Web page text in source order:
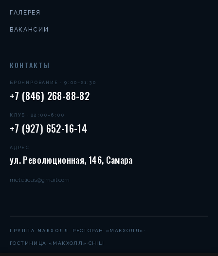
ГАЛЕРЕЯ
ВАКАНСИИ
КОНТАКТЫ
БРОНИРОВАНИЕ · 9:00–21:30
+7 (846) 268-88-82
КЛУБ · 22:00–6:00
+7 (927) 652-16-14
АДРЕС
ул. Революционная, 146, Самара
metelicas@gmail.com
ГРУППА МАКХОЛЛ РЕСТОРАН «МАКХОЛЛ» ·
ГОСТИНИЦА «МАКХОЛЛ» ·CHILI